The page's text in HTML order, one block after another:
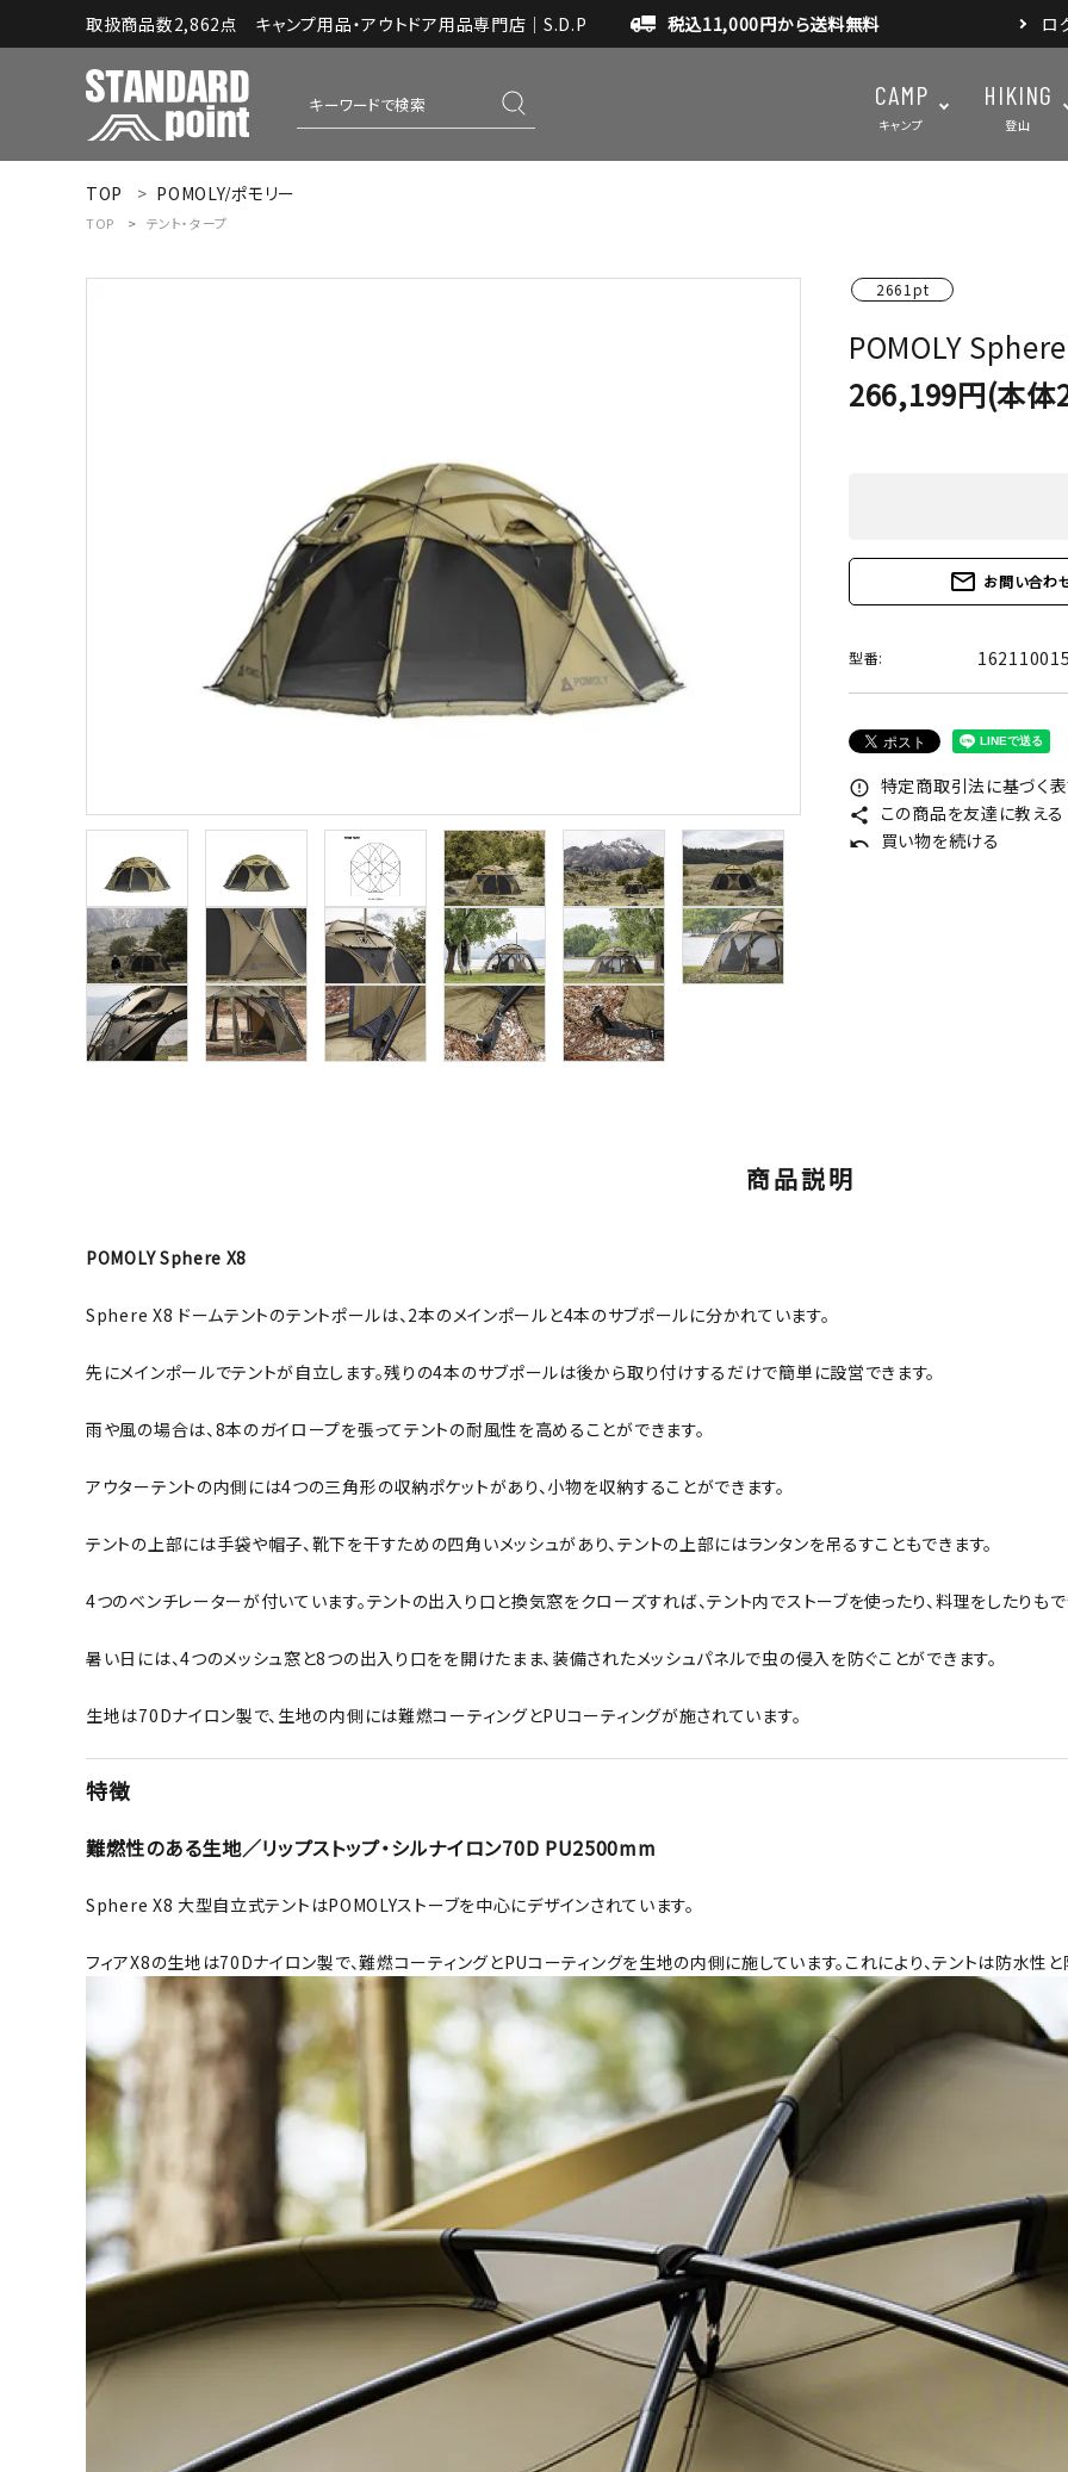
取扱商品数2,862点 キャンプ用品・アウトドア用品専門店｜S.D.P 税込11,000円から送料無料 ロ
CAMP
キャンプ
テント・タープ
マット・グランドシート
アウトドアスパイス
HIKING
登山
TOP POMOLY/ポモリー
TOP テント・タープ
2661pt
POMOLY
266,199円(本体
mail_outline お問い合わ
型番:
error_outline 特定商取引法に基づく
share この商品を友達に教える
undo 買い物を続ける
商品説明
POMOLY Sphere X8
Sphere X8 ドームテントのテントポールは、2本のメインポールと4本のサブポールに分かれています。
先にメインポールでテントが自立します。残りの4本のサブポールは後から取り付けするだけで簡単に設営できます。
雨や風の場合は、8本のガイロープを張ってテントの耐風性を高めることができます。
アウターテントの内側には4つの三角形の収納ポケットがあり、小物を収納することができます。
テントの上部には手袋や帽子、靴下を干すための四角いメッシュがあり、テントの上部にはランタンを吊るすこともできます。
4つのベンチレーターが付いています。テントの出入り口と換気窓をクローズすれば、テント内でストーブを使ったり、料理をしたりもで
暑い日には、4つのメッシュ窓と8つの出入り口をを開けたまま、装備されたメッシュパネルで虫の侵入を防ぐことができます。
生地は70Dナイロン製で、生地の内側には難燃コーティングとPUコーティングが施されています。
特徴
難燃性のある生地／リップストップ・シルナイロン70D PU2500mm
Sphere X8 大型自立式テントはPOMOLYストーブを中心にデザインされています。
フィアX8の生地は70Dナイロン製で、難燃コーティングとPUコーティングを生地の内側に施しています。これにより、テントは防水性